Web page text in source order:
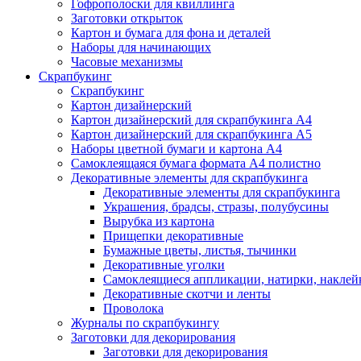
Гофрополоски для квиллинга
Заготовки открыток
Картон и бумага для фона и деталей
Наборы для начинающих
Часовые механизмы
Скрапбукинг
Скрапбукинг
Картон дизайнерский
Картон дизайнерский для скрапбукинга А4
Картон дизайнерский для скрапбукинга А5
Наборы цветной бумаги и картона А4
Самоклеящаяся бумага формата А4 полистно
Декоративные элементы для скрапбукинга
Декоративные элементы для скрапбукинга
Украшения, брадсы, стразы, полубусины
Вырубка из картона
Прищепки декоративные
Бумажные цветы, листья, тычинки
Декоративные уголки
Самоклеящиеся аппликации, натирки,
Декоративные скотчи и ленты
Проволока
Журналы по скрапбукингу
Заготовки для декорирования
Заготовки для декорирования